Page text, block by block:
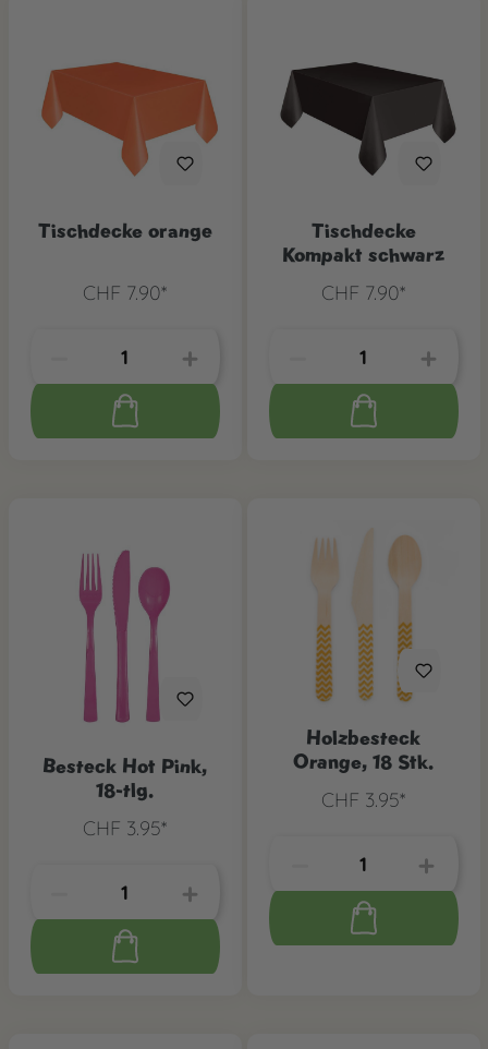
Tischdecke orange
CHF 7.90*
Tischdecke
Kompakt schwarz
CHF 7.90*
Besteck Hot Pink,
18-tlg.
CHF 3.95*
Holzbesteck
Orange, 18 Stk.
CHF 3.95*